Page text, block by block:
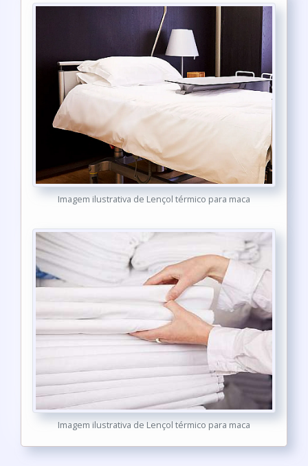
Imagem ilustrativa de Lençol térmico para maca
Imagem ilustrativa de Lençol térmico para maca